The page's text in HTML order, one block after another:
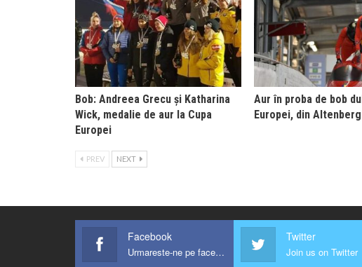
Bob: Andreea Grecu și Katharina
Wick, medalie de aur la Cupa
Europei
Aur în proba de bob
Europei, din Altenberg
PREV NEXT
Facebook
Urmareste-ne pe facebook !
Twitter
Join us on Twitter